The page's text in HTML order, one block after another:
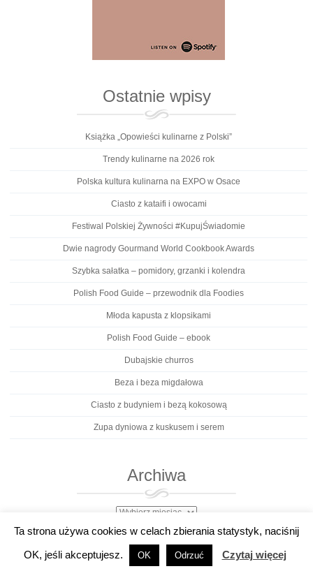
Ostatnie wpisy
Książka „Opowieści kulinarne z Polski”
Trendy kulinarne na 2026 rok
Polska kultura kulinarna na EXPO w Osace
Ciasto z kataifi i owocami
Festiwal Polskiej Żywności #KupujŚwiadomie
Dwie nagrody Gourmand World Cookbook Awards
Szybka sałatka – pomidory, grzanki i kolendra
Polish Food Guide – przewodnik dla Foodies
Młoda kapusta z klopsikami
Polish Food Guide – ebook
Dubajskie churros
Beza i beza migdałowa
Ciasto z budyniem i bezą kokosową
Zupa dyniowa z kuskusem i serem
Archiwa
Archiwa
Kategorie
Ta strona używa cookies w celach zbierania statystyk, naciśnij
OK, jeśli akceptujesz.
OK Odrzuć Czytaj więcej